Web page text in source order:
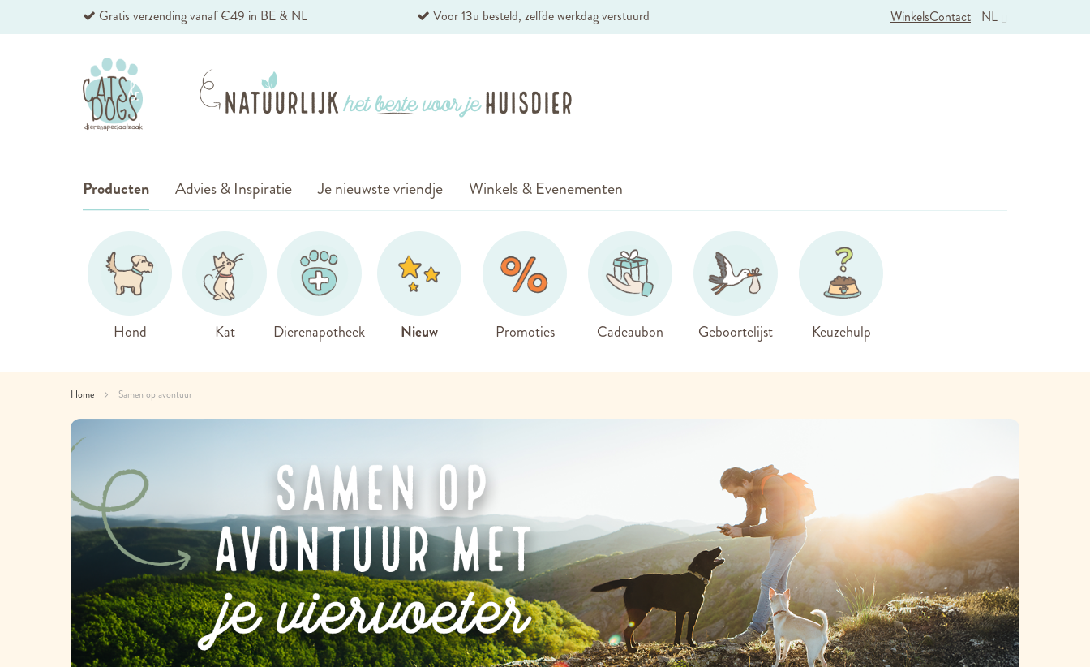
Ga
de
inhoud
Gratis verzending vanaf €49 in BE & NL Voor 13u besteld, zelfde werkdag verstuurd NL
WinkelsContact
Producten
Hond Kat Dierenapotheek Nieuw Promoties Cadeaubon Geboortelijst Keuzehulp
Advies & Inspiratie Je nieuwste vriendje Winkels & Evenementen
Home Samen op avontuur